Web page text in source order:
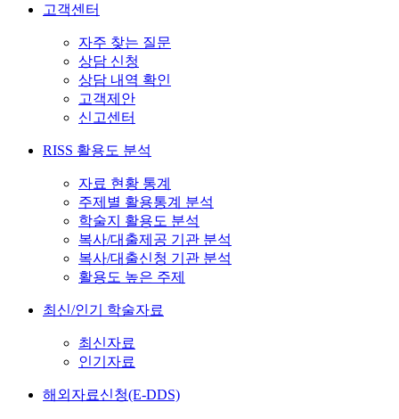
고객센터
자주 찾는 질문
상담 신청
상담 내역 확인
고객제안
신고센터
RISS 활용도 분석
자료 현황 통계
주제별 활용통계 분석
학술지 활용도 분석
복사/대출제공 기관 분석
복사/대출신청 기관 분석
활용도 높은 주제
최신/인기 학술자료
최신자료
인기자료
해외자료신청(E-DDS)